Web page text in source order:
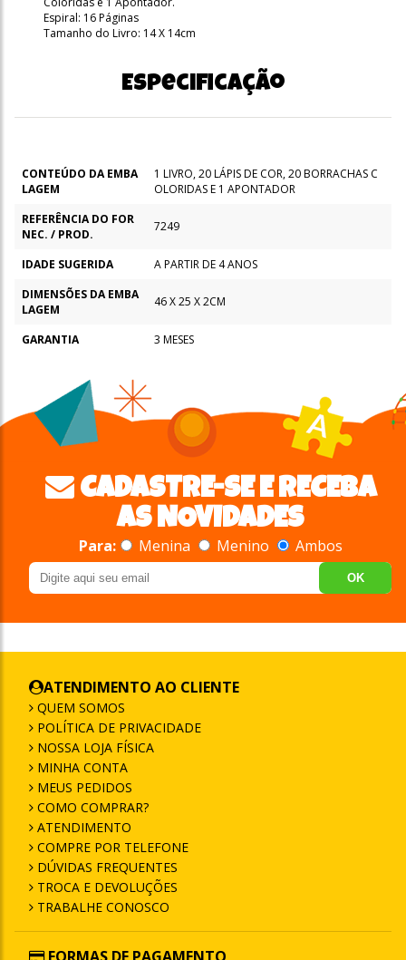
Espiral: 16 Páginas
Tamanho do Livro: 14 X 14cm
Especificação
CONTEÚDO DA EMBA
LAGEM
1 LIVRO, 20 LÁPIS DE COR, 20 BORRACHAS C
OLORIDAS E 1 APONTADOR
REFERÊNCIA DO FOR
NEC. / PROD.
7249
IDADE SUGERIDA
A PARTIR DE 4 ANOS
DIMENSÕES DA EMBA
LAGEM
46 X 25 X 2CM
GARANTIA 3 MESES
CADASTRE-SE E RECEBA
AS NOVIDADES
Para: Menina Menino Ambos
OK
ATENDIMENTO AO CLIENTE
QUEM SOMOS
POLÍTICA DE PRIVACIDADE
NOSSA LOJA FÍSICA
MINHA CONTA
MEUS PEDIDOS
COMO COMPRAR?
ATENDIMENTO
COMPRE POR TELEFONE
DÚVIDAS FREQUENTES
TROCA E DEVOLUÇÕES
TRABALHE CONOSCO